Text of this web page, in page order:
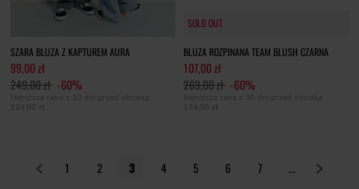
SZARA BLUZA Z KAPTUREM AURA
99,00 zł
249,00 zł -60%
Najniższa cena z 30 dni przed obniżką
124,00 zł
SOLD OUT
SOLD OUT
BLUZA ROZPINANA TEAM BLUSH CZARNA
107,00 zł
269,00 zł -60%
Najniższa cena z 30 dni przed obniżką
134,00 zł
1 2 3 4 5 6 7 ...